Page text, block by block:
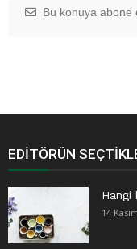
Bu konuya abone
EDITÖRÜN
Hangi
14